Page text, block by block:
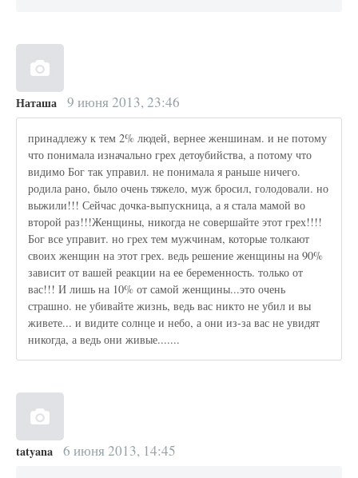
Наташа 9 июня 2013, 23:46
принадлежу к тем 2% людей, вернее женшинам. и не потому
что понимала изначально грех детоубийства, а потому что
видимо Бог так управил. не понимала я раньше ничего.
родила рано, было очень тяжело, муж бросил, голодовали. но
выжили!!! Сейчас дочка-выпускница, а я стала мамой во
второй раз!!!Женщины, никогда не совершайте этот грех!!!!
Бог все управит. но грех тем мужчинам, которые толкают
своих женщин на этот грех. ведь решение женщины на 90%
зависит от вашей реакции на ее беременность. только от
вас!!! И лишь на 10% от самой женщины...это очень
страшно. не убивайте жизнь, ведь вас никто не убил и вы
живете... и видите солнце и небо, а они из-за вас не увидят
никогда, а ведь они живые.......
tatyana 6 июня 2013, 14:45